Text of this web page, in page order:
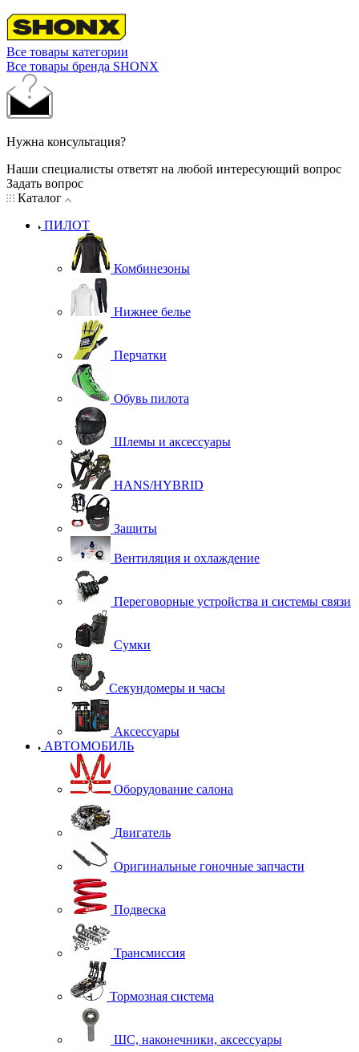
Все товары категории
Все товары бренда SHONX
Нужна консультация?
Наши специалисты ответят на любой интересующий вопрос
Задать вопрос
Каталог
ПИЛОТ
Комбинезоны
Нижнее белье
Перчатки
Обувь пилота
Шлемы и аксессуары
HANS/HYBRID
Защиты
Вентиляция и охлаждение
Переговорные устройства и системы связи
Сумки
Секундомеры и часы
Аксессуары
АВТОМОБИЛЬ
Оборудование салона
Двигатель
Оригинальные гоночные запчасти
Подвеска
Трансмиссия
Тормозная система
ШС, наконечники, аксессуары